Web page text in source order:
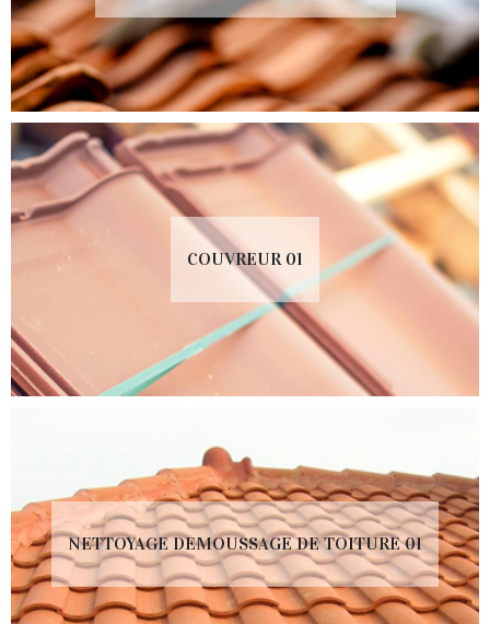
COUVREUR 01
NETTOYAGE DEMOUSSAGE DE TOITURE 01